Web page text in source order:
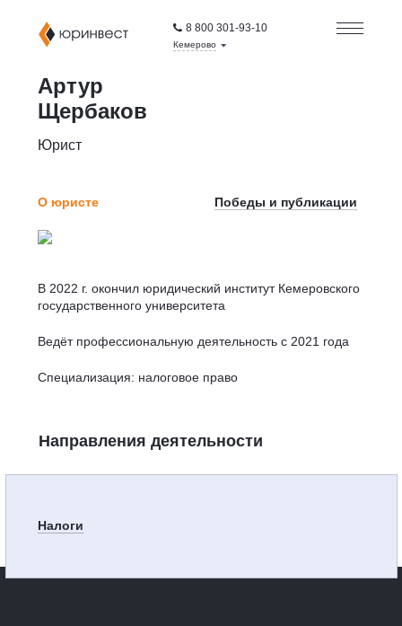
8 800 301-93-10
Кемерово
Артур
Щербаков
Юрист
О юристе Победы и публикации
В 2022 г. окончил юридический институт Кемеровского
государственного университета
Ведёт профессиональную деятельность с 2021 года
Специализация: налоговое право
Направления деятельности
Налоги